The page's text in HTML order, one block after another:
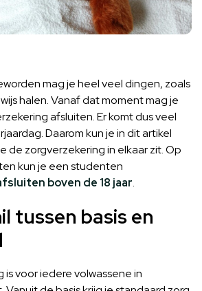
mag je heel veel dingen, zoals
halen. Vanaf dat moment mag je
afsluiten. Er komt dus veel
Daarom kun je in dit artikel
de zorgverzekering in elkaar zit. Op
kun je een studenten
boven de 18 jaar.
tussen basis en
is voor iedere volwassene in